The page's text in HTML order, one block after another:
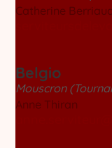
Catherine
Belgio
Mouscron
Anne Thiran